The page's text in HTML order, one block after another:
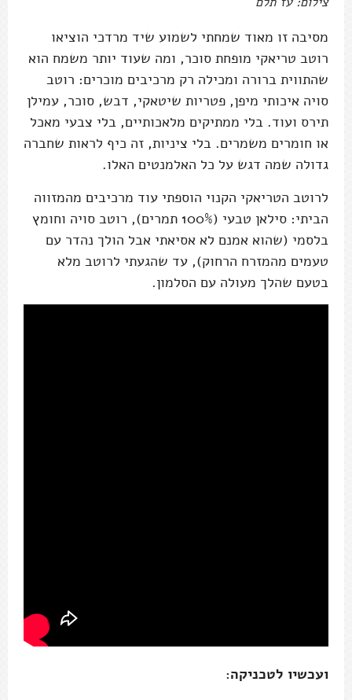
מסיבה זו מאוד שמחתי לשמוע שיד מרדכי הוציאו
רוטב טריאקי מופחת סוכר, ומה שעוד יותר משמח הוא
שהתווית ברורה ומכילה רק מרכיבים מוכרים: רוטב
סויה איכותי מיפן, פטריות שיטאקי, דבש, סוכר, עמילן
תירס ועוד. בלי ממתיקים מלאכותיים, בלי צבעי מאכל
או חומרים משמרים. בלי ציניות, זה כיף לראות שחברה
גדולה שמה דגש על כל האלמנטים האלו.
לרוטב הטריאקי הקנוי הוספתי עוד מרכיבים מהמזווה
הביתי: סילאן טבעי (100% תמרים), רוטב סויה וחומץ
בלסמי (שהוא אמנם לא אסיאתי אבל הולך נהדר עם
טעמים מהמזרח הרחוק), עד שהגעתי לרוטב מלא
בטעם שהלך מעולה עם הסלמון.
ועכשיו לטכניקה: